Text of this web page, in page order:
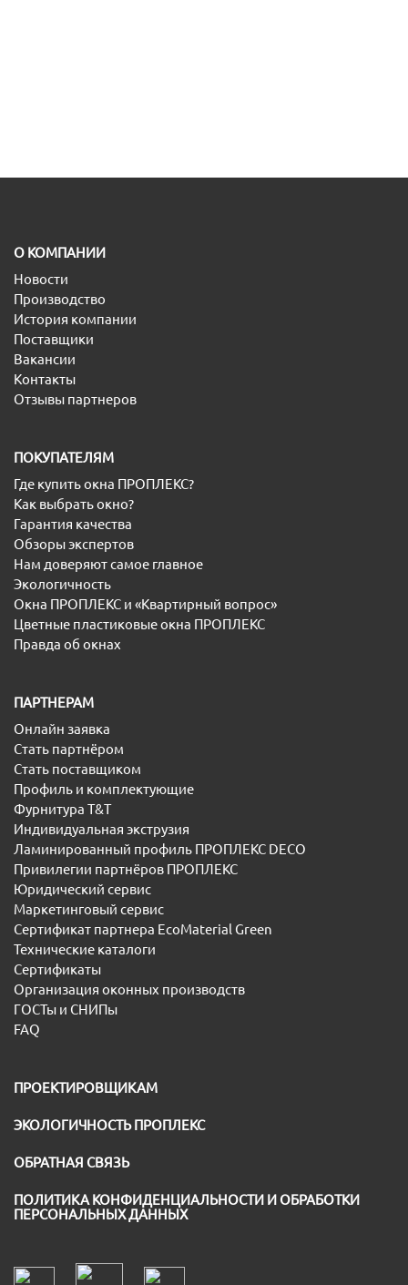
O КОМПАНИИ
Новости
Производство
История компании
Поставщики
Вакансии
Контакты
Отзывы партнеров
ПОКУПАТЕЛЯМ
Где купить окна ПРОПЛЕКС?
Как выбрать окно?
Гарантия качества
Обзоры экспертов
Нам доверяют самое главное
Экологичность
Окна ПРОПЛЕКС и «Квартирный вопрос»
Цветные пластиковые окна ПРОПЛЕКС
Правда об окнах
ПАРТНЕРАМ
Онлайн заявка
Стать партнёром
Стать поставщиком
Профиль и комплектующие
Фурнитура T&T
Индивидуальная экструзия
Ламинированный профиль ПРОПЛЕКС DECO
Привилегии партнёров ПРОПЛЕКС
Юридический сервис
Маркетинговый сервис
Сертификат партнера EcoMaterial Green
Технические каталоги
Сертификаты
Организация оконных производств
ГОСТы и СНИПы
FAQ
ПРОЕКТИРОВЩИКАМ
ЭКОЛОГИЧНОСТЬ ПРОПЛЕКС
ОБРАТНАЯ СВЯЗЬ
ПОЛИТИКА КОНФИДЕНЦИАЛЬНОСТИ И ОБРАБОТКИ
ПЕРСОНАЛЬНЫХ ДАННЫХ